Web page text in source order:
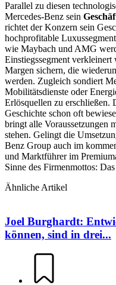
Parallel zu diesen
Mercedes-Benz sein
richtet der Konzern sein
hochprofitable
wie Maybach und AMG
Einstiegssegment
Margen sichern, die
werden. Zugleich sondiert
Mobilitätsdienste oder
Erlösquellen zu erschließen.
Geschichte schon oft
bringt alle Voraussetzungen
stehen. Gelingt die
Benz Group auch im
und Marktführer im
Sinne des Firmenmottos:
Ähnliche Artikel
Joel Burghardt:
können, sind in drei...